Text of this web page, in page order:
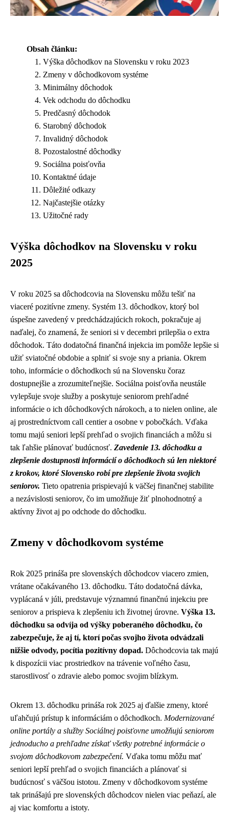
Obsah článku:
Výška dôchodkov na Slovensku v roku 2023
Zmeny v dôchodkovom systéme
Minimálny dôchodok
Vek odchodu do dôchodku
Predčasný dôchodok
Starobný dôchodok
Invalidný dôchodok
Pozostalostné dôchodky
Sociálna poisťovňa
Kontaktné údaje
Dôležité odkazy
Najčastejšie otázky
Užitočné rady
Výška dôchodkov na Slovensku v roku
2025
V roku 2025 sa dôchodcovia na Slovensku môžu tešiť na
viaceré pozitívne zmeny. Systém 13. dôchodkov, ktorý bol
úspešne zavedený v predchádzajúcich rokoch, pokračuje aj
naďalej, čo znamená, že seniori si v decembri prilepšia o extra
dôchodok. Táto dodatočná finančná injekcia im pomôže lepšie si
užiť sviatočné obdobie a splniť si svoje sny a priania. Okrem
toho, informácie o dôchodkoch sú na Slovensku čoraz
dostupnejšie a zrozumiteľnejšie. Sociálna poisťovňa neustále
vylepšuje svoje služby a poskytuje seniorom prehľadné
informácie o ich dôchodkových nárokoch, a to nielen online, ale
aj prostredníctvom call centier a osobne v pobočkách. Vďaka
tomu majú seniori lepší prehľad o svojich financiách a môžu si
tak ľahšie plánovať budúcnosť. Zavedenie 13. dôchodku a
zlepšenie dostupnosti informácií o dôchodkoch sú len niektoré
z krokov, ktoré Slovensko robí pre zlepšenie života svojich
seniorov. Tieto opatrenia prispievajú k väčšej finančnej stabilite
a nezávislosti seniorov, čo im umožňuje žiť plnohodnotný a
aktívny život aj po odchode do dôchodku.
Zmeny v dôchodkovom systéme
Rok 2025 prináša pre slovenských dôchodcov viacero zmien,
vrátane očakávaného 13. dôchodku. Táto dodatočná dávka,
vyplácaná v júli, predstavuje významnú finančnú injekciu pre
seniorov a prispieva k zlepšeniu ich životnej úrovne. Výška 13.
dôchodku sa odvíja od výšky poberaného dôchodku, čo
zabezpečuje, že aj tí, ktorí počas svojho života odvádzali
nižšie odvody, pocítia pozitívny dopad. Dôchodcovia tak majú
k dispozícii viac prostriedkov na trávenie voľného času,
starostlivosť o zdravie alebo pomoc svojim blízkym.
Okrem 13. dôchodku prináša rok 2025 aj ďalšie zmeny, ktoré
uľahčujú prístup k informáciám o dôchodkoch. Modernizované
online portály a služby Sociálnej poisťovne umožňujú seniorom
jednoducho a prehľadne získať všetky potrebné informácie o
svojom dôchodkovom zabezpečení. Vďaka tomu môžu mať
seniori lepší prehľad o svojich financiách a plánovať si
budúcnosť s väčšou istotou. Zmeny v dôchodkovom systéme
tak prinášajú pre slovenských dôchodcov nielen viac peňazí, ale
aj viac komfortu a istoty.